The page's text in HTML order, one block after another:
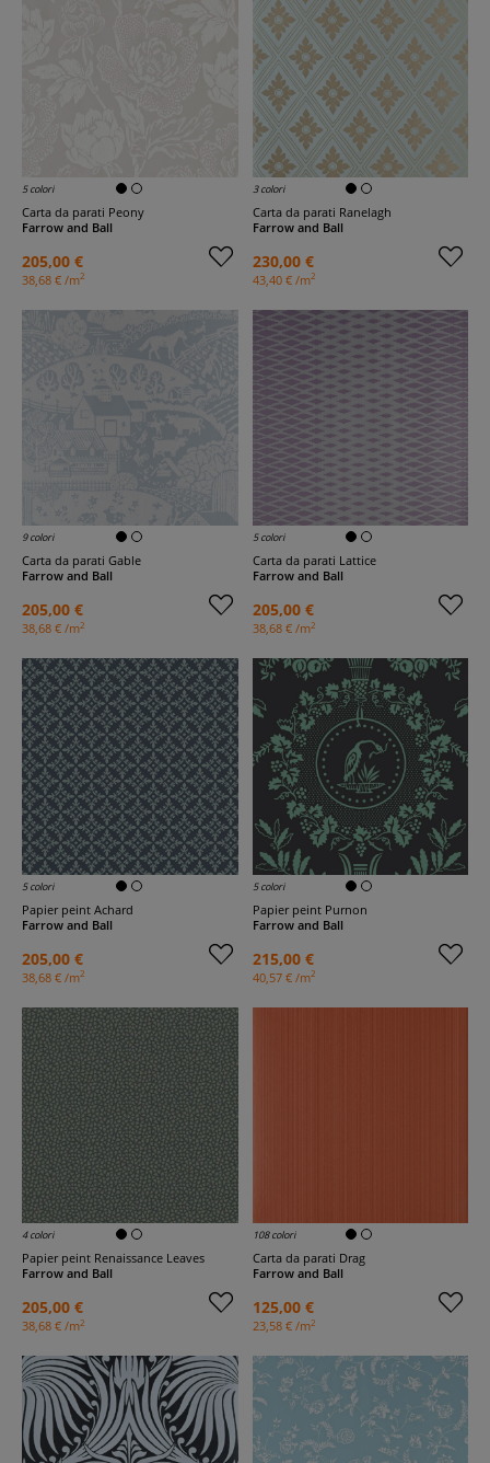
5 colori
Carta da parati Peony
Farrow and Ball
205,00 €
38,68 € /m2
3 colori
Carta da parati Ranelagh
Farrow and Ball
230,00 €
43,40 € /m2
9 colori
Carta da parati Gable
Farrow and Ball
205,00 €
38,68 € /m2
5 colori
Carta da parati Lattice
Farrow and Ball
205,00 €
38,68 € /m2
5 colori
Papier peint Achard
Farrow and Ball
205,00 €
38,68 € /m2
5 colori
Papier peint Purnon
Farrow and Ball
215,00 €
40,57 € /m2
4 colori
Papier peint Renaissance Leaves
Farrow and Ball
205,00 €
38,68 € /m2
108 colori
Carta da parati Drag
Farrow and Ball
125,00 €
23,58 € /m2